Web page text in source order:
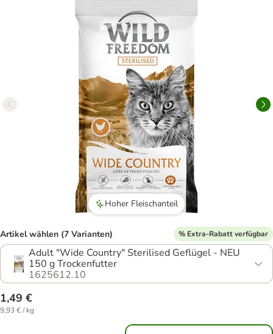
Hoher Fleischanteil
Artikel wählen (7 Varianten) % Extra-Rabatt verfügbar
Adult "Wide Country" Sterilised Geflügel - NEU
150 g Trockenfutter
1625612.10
1,49 €
9,93 € / kg